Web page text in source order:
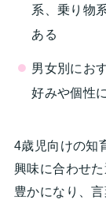
系、乗り物
ある
男女別にお
好みや個性
4歳児向けの知
興味に合わせ
豊かになり、